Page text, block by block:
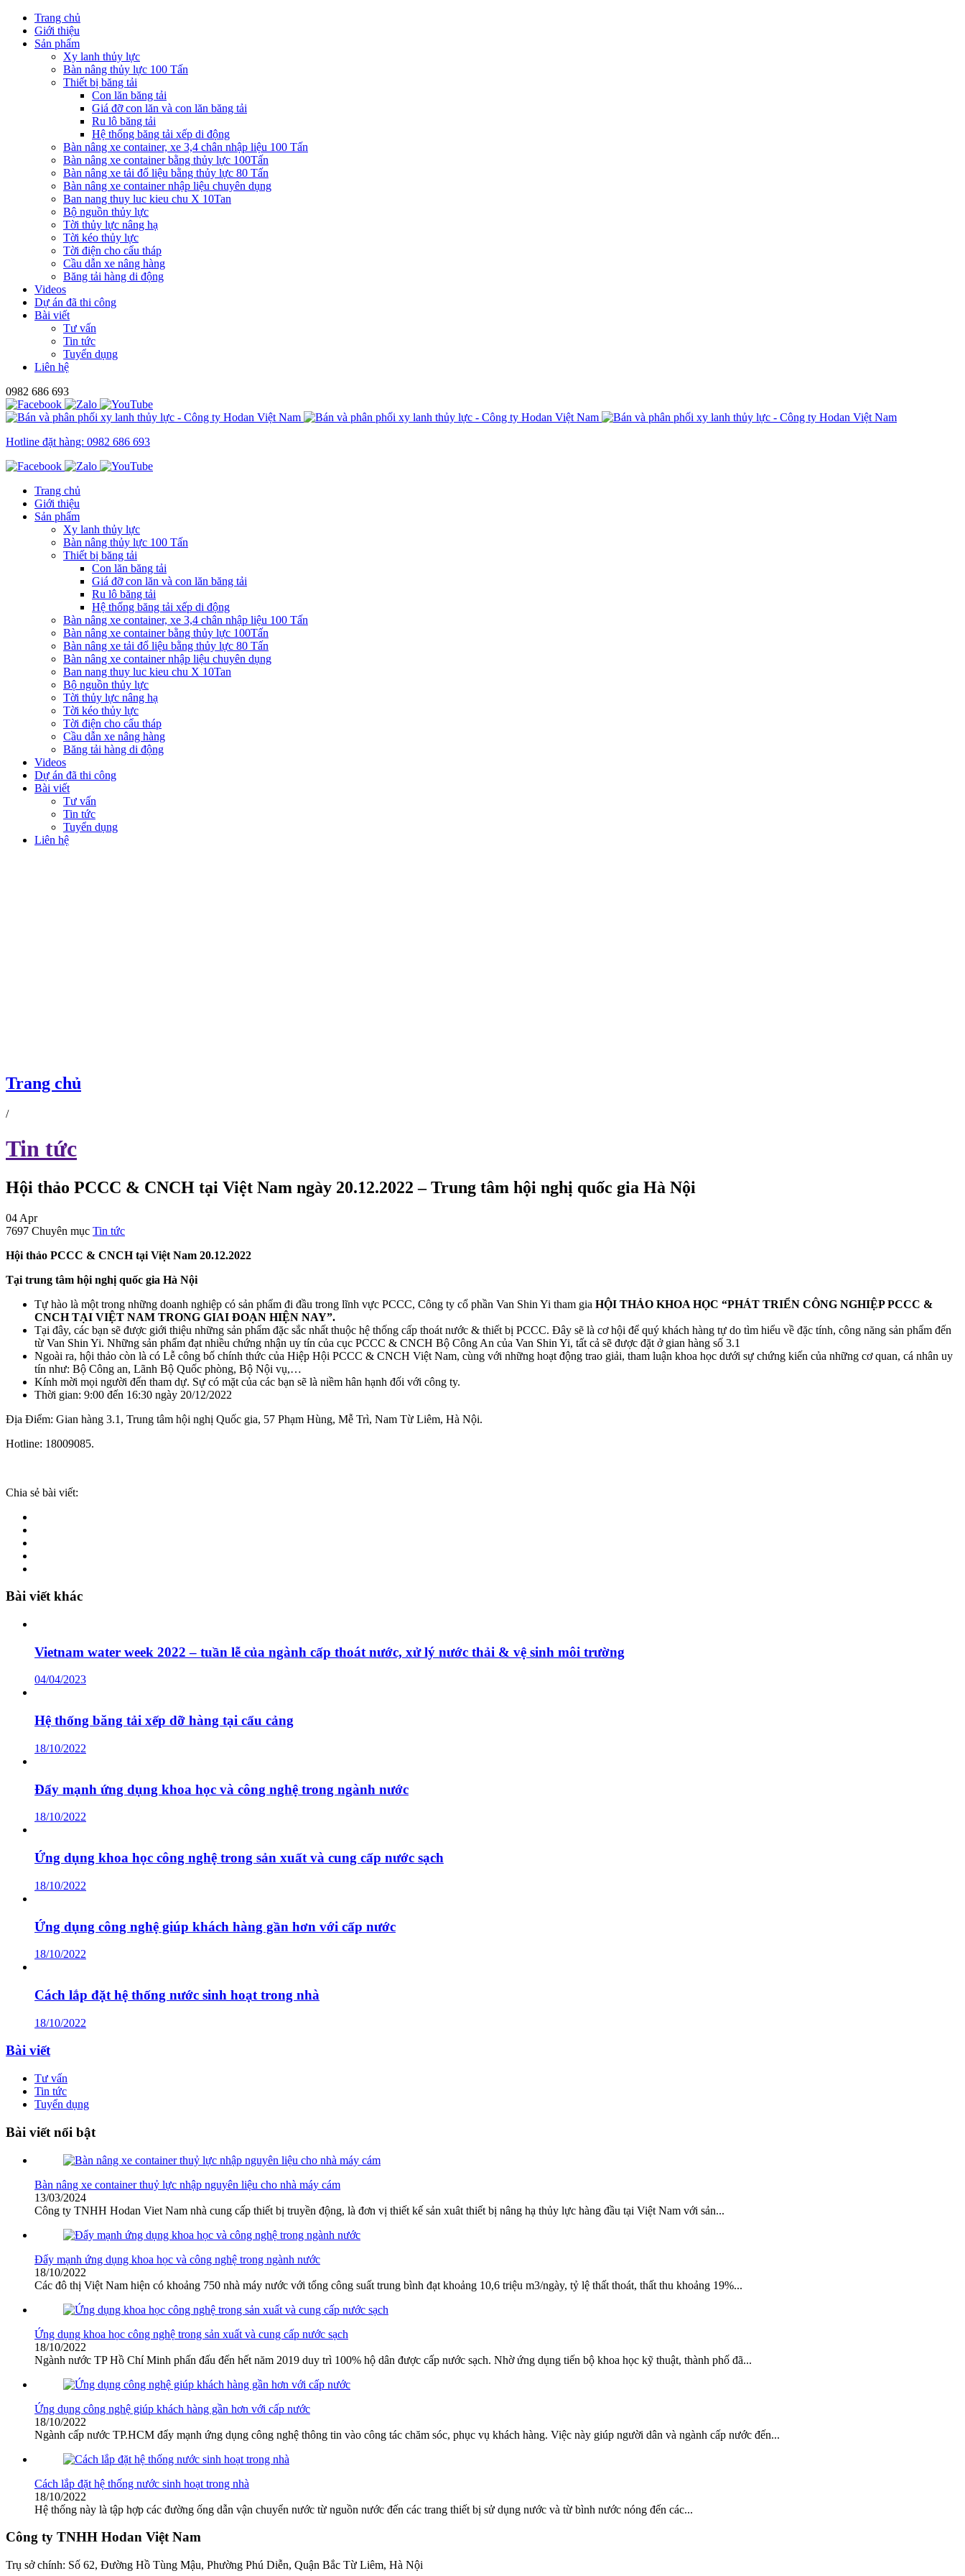
Trang chủ
Giới thiệu
Sản phẩm
Xy lanh thủy lực
Bàn nâng thủy lực 100 Tấn
Thiết bị băng tải
Con lăn băng tải
Giá đỡ con lăn và con lăn băng tải
Ru lô băng tải
Hệ thống băng tải xếp di động
Bàn nâng xe container, xe 3,4 chân nhập liệu 100 Tấn
Bàn nâng xe container bằng thủy lực 100Tấn
Bàn nâng xe tải đổ liệu bằng thủy lực 80 Tấn
Bàn nâng xe container nhập liệu chuyên dụng
Ban nang thuy luc kieu chu X 10Tan
Bộ nguồn thủy lực
Tời thủy lực nâng hạ
Tời kéo thủy lực
Tời điện cho cẩu tháp
Cầu dẫn xe nâng hàng
Băng tải hàng di động
Videos
Dự án đã thi công
Bài viết
Tư vấn
Tin tức
Tuyển dụng
Liên hệ
0982 686 693
Hotline đặt hàng: 0982 686 693
Trang chủ
Giới thiệu
Sản phẩm
Xy lanh thủy lực
Bàn nâng thủy lực 100 Tấn
Thiết bị băng tải
Con lăn băng tải
Giá đỡ con lăn và con lăn băng tải
Ru lô băng tải
Hệ thống băng tải xếp di động
Bàn nâng xe container, xe 3,4 chân nhập liệu 100 Tấn
Bàn nâng xe container bằng thủy lực 100Tấn
Bàn nâng xe tải đổ liệu bằng thủy lực 80 Tấn
Bàn nâng xe container nhập liệu chuyên dụng
Ban nang thuy luc kieu chu X 10Tan
Bộ nguồn thủy lực
Tời thủy lực nâng hạ
Tời kéo thủy lực
Tời điện cho cẩu tháp
Cầu dẫn xe nâng hàng
Băng tải hàng di động
Videos
Dự án đã thi công
Bài viết
Tư vấn
Tin tức
Tuyển dụng
Liên hệ
Trang chủ
/
Tin tức
Hội thảo PCCC & CNCH tại Việt Nam ngày 20.12.2022 – Trung tâm hội nghị quốc gia Hà Nội
04 Apr
7697 Chuyên mục Tin tức
Hội thảo PCCC & CNCH tại Việt Nam 20.12.2022
Tại trung tâm hội nghị quốc gia Hà Nội
Tự hào là một trong những doanh nghiệp có sản phẩm đi đầu trong lĩnh vực PCCC, Công ty cổ phần Van Shin Yi tham gia HỘI THẢO KHOA HỌC “PHÁT TRIỂN CÔNG NGHIỆP PCCC &
CNCH TẠI VIỆT NAM TRONG GIAI ĐOẠN HIỆN NAY”.
Tại đây, các bạn sẽ được giới thiệu những sản phẩm đặc sắc nhất thuộc hệ thống cấp thoát nước & thiết bị PCCC. Đây sẽ là cơ hội để quý khách hàng tự do tìm hiểu về đặc tính, công năng sản phẩm đến
từ Van Shin Yi. Những sản phẩm đạt nhiều chứng nhận uy tín của cục PCCC & CNCH Bộ Công An của Van Shin Yi, tất cả sẽ được đặt ở gian hàng số 3.1
Ngoài ra, hội thảo còn là có Lễ công bố chính thức của Hiệp Hội PCCC & CNCH Việt Nam, cùng với những hoạt động trao giải, tham luận khoa học dưới sự chứng kiến của những cơ quan, cá nhân uy
tín như: Bộ Công an, Lãnh Bộ Quốc phòng, Bộ Nội vụ,…
Kính mời mọi người đến tham dự. Sự có mặt của các bạn sẽ là niềm hân hạnh đối với công ty.
Thời gian: 9:00 đến 16:30 ngày 20/12/2022
Địa Điểm: Gian hàng 3.1, Trung tâm hội nghị Quốc gia, 57 Phạm Hùng, Mễ Trì, Nam Từ Liêm, Hà Nội.
Hotline: 18009085.
Chia sẻ bài viết:
Bài viết khác
Vietnam water week 2022 – tuần lễ của ngành cấp thoát nước, xử lý nước thải & vệ sinh môi trường
04/04/2023
Hệ thống băng tải xếp dỡ hàng tại cẩu cảng
18/10/2022
Đẩy mạnh ứng dụng khoa học và công nghệ trong ngành nước
18/10/2022
Ứng dụng khoa học công nghệ trong sản xuất và cung cấp nước sạch
18/10/2022
Ứng dụng công nghệ giúp khách hàng gần hơn với cấp nước
18/10/2022
Cách lắp đặt hệ thống nước sinh hoạt trong nhà
18/10/2022
Bài viết
Tư vấn
Tin tức
Tuyển dụng
Bài viết nổi bật
Bàn nâng xe container thuỷ lực nhập nguyên liệu cho nhà máy cám
13/03/2024
Công ty TNHH Hodan Viet Nam nhà cung cấp thiết bị truyền động, là đơn vị thiết kế sản xuât thiết bị nâng hạ thủy lực hàng đầu tại Việt Nam với sản...
Đẩy mạnh ứng dụng khoa học và công nghệ trong ngành nước
18/10/2022
Các đô thị Việt Nam hiện có khoảng 750 nhà máy nước với tổng công suất trung bình đạt khoảng 10,6 triệu m3/ngày, tỷ lệ thất thoát, thất thu khoảng 19%...
Ứng dụng khoa học công nghệ trong sản xuất và cung cấp nước sạch
18/10/2022
Ngành nước TP Hồ Chí Minh phấn đấu đến hết năm 2019 duy trì 100% hộ dân được cấp nước sạch. Nhờ ứng dụng tiến bộ khoa học kỹ thuật, thành phố đã...
Ứng dụng công nghệ giúp khách hàng gần hơn với cấp nước
18/10/2022
Ngành cấp nước TP.HCM đẩy mạnh ứng dụng công nghệ thông tin vào công tác chăm sóc, phục vụ khách hàng. Việc này giúp người dân và ngành cấp nước đến...
Cách lắp đặt hệ thống nước sinh hoạt trong nhà
18/10/2022
Hệ thống này là tập hợp các đường ống dẫn vận chuyển nước từ nguồn nước đến các trang thiết bị sử dụng nước và từ bình nước nóng đến các...
Công ty TNHH Hodan Việt Nam
Trụ sở chính: Số 62, Đường Hồ Tùng Mậu, Phường Phú Diễn, Quận Bắc Từ Liêm, Hà Nội